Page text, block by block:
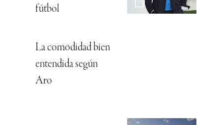
fútbol
La comodidad bien
entendida según
Aro